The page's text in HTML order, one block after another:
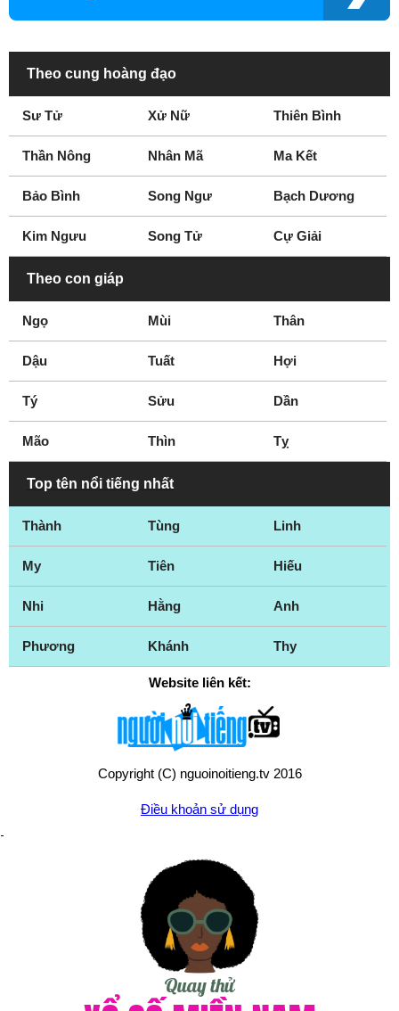
Theo cung hoàng đạo
Sư Tử Xử Nữ Thiên Bình
Thần Nông Nhân Mã Ma Kết
Bảo Bình Song Ngư Bạch Dương
Kim Ngưu Song Tử Cự Giải
Theo con giáp
Ngọ Mùi Thân
Dậu Tuất Hợi
Tý Sửu Dần
Mão Thìn Tỵ
Top tên nổi tiếng nhất
Thành Tùng Linh
My Tiên Hiếu
Nhi Hằng Anh
Phương Khánh Thy
Website liên kết:
Copyright (C) nguoinoitieng.tv 2016
Điều khoản sử dụng
Chính sách quyền riêng tư
mail.nguoinoitieng.tv@gmail.com